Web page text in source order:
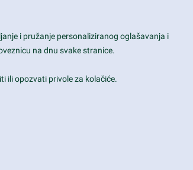
94043
253-0000
am - 6:00 pm
i pružanje personaliziranog oglašavanja i
na dnu svake stranice.
ili opozvati privole za kolačiće.